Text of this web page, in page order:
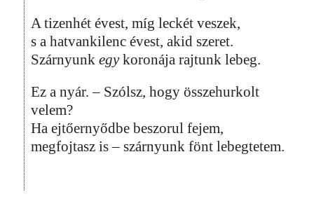
A tizenhét évest, míg leckét veszek,
s a hatvankilenc évest, akid szeret.
Szárnyunk egykoronája rajtunk lebeg.
Ez a nyár. – Szólsz, hogy összehurkolt
velem?
Ha ejtőernyődbe beszorul fejem,
megfojtasz is – szárnyunk fönt lebegtetem.